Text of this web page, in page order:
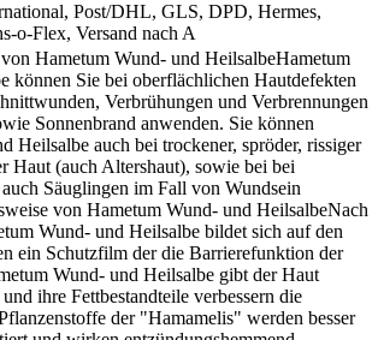
Post/DHL, GLS, DPD, Hermes,
o-Flex, Versand nach A
Hametum Wund- und HeilsalbeHametum
können Sie bei oberflächlichen Hautdefekten
Verbrühungen und Verbrennungen
Sonnenbrand anwenden. Sie können
Heilsalbe auch bei trockener, spröder, rissiger
Haut (auch Altershaut), sowie bei bei
Säuglingen im Fall von Wundsein
von Hametum Wund- und HeilsalbeNach
Wund- und Heilsalbe bildet sich auf den
ein Schutzfilm der die Barrierefunktion der
Wund- und Heilsalbe gibt der Haut
ihre Fettbestandteile verbessern die
der "Hamamelis" werden besser